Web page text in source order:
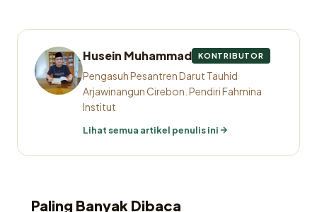
Husein Muhammad KONTRIBUTOR
Pengasuh Pesantren Darut Tauhid
Arjawinangun Cirebon. Pendiri Fahmina
Institut
Lihat semua artikel penulis ini
Paling Banyak Dibaca